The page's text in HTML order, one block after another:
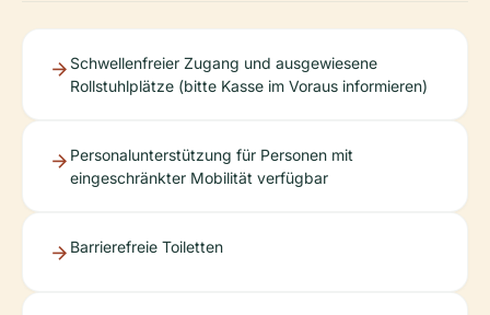
Schwellenfreier Zugang und ausgewiesene
Rollstuhlplätze (bitte Kasse im Voraus informieren)
Personalunterstützung für Personen mit
eingeschränkter Mobilität verfügbar
Barrierefreie Toiletten